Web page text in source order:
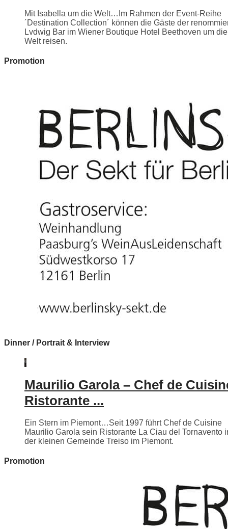
Mit Isabella um die Welt…Im Rahmen der Event-Reihe
´Destination Collection´ können die Gäste der
Lvdwig Bar im Wiener Boutique Hotel Beethoven um die
Welt reisen.
Promotion
Dinner / Portrait & Interview
Maurilio Garola – Chef de
Ristorante ...
Ein Stern im Piemont…Seit 1997 führt Chef de Cuisine
Maurilio Garola sein Ristorante La Ciau del Tornavento
der kleinen Gemeinde Treiso im Piemont.
Promotion